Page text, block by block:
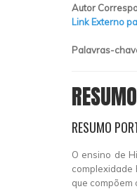
Autor
Link Externo
Palavras-
RESUMO
O ensino de
complexidade
que compõem